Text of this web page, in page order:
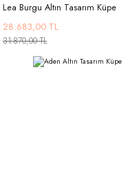
Lea Burgu Altın Tasarım Küpe
28.683,00 TL
31.870,00 TL